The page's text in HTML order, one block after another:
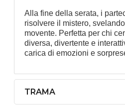
Alla fine della serata, i
risolvere il mistero,
movente. Perfetta per chi
diversa, divertente e
carica di emozioni e
TRAMA